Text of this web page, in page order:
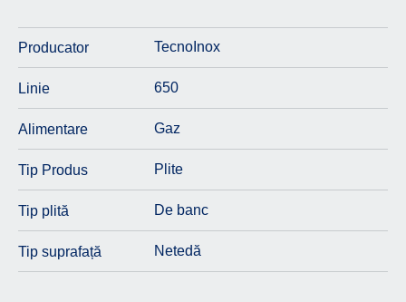
Producator TecnoInox
Linie 650
Alimentare Gaz
Tip Produs Plite
Tip plită De banc
Tip suprafață Netedă